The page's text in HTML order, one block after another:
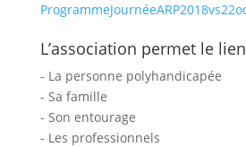
L’association permet le
- La personne polyhandicapée
- Sa famille
- Son entourage
- Les professionnels